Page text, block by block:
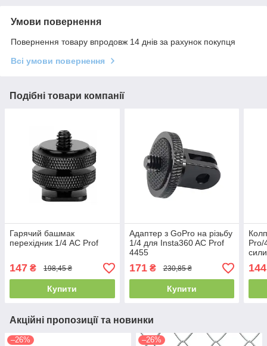
Умови повернення
Повернення товару впродовж 14 днів за рахунок покупця
Всі умови повернення
Подібні товари компанії
Гарячий башмак
перехідник 1/4 AC Prof
147 ₴ 198,45 ₴
Купити
Адаптер з GoPro на різьбу
1/4 для Insta360 AC Prof
4455
171₴ 230,85 ₴
Купити
Pro/
L1
144
Акційні пропозиції та новинки
–26% –26%